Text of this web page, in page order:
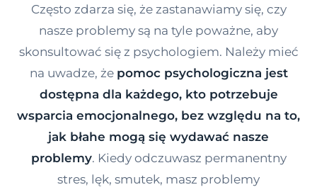
Dawka wiedzy
Dla specjalistów
Dołącz do portalu
Często zdarza się, że zastanawiamy się, czy
nasze problemy są na tyle poważne, aby
skonsultować się z psychologiem. Należy mieć
na uwadze, że pomoc psychologiczna jest
dostępna dla każdego, kto potrzebuje
wsparcia emocjonalnego, bez względu na to,
jak błahe mogą się wydawać nasze
problemy. Kiedy odczuwasz permanentny
stres, lęk, smutek, masz problemy